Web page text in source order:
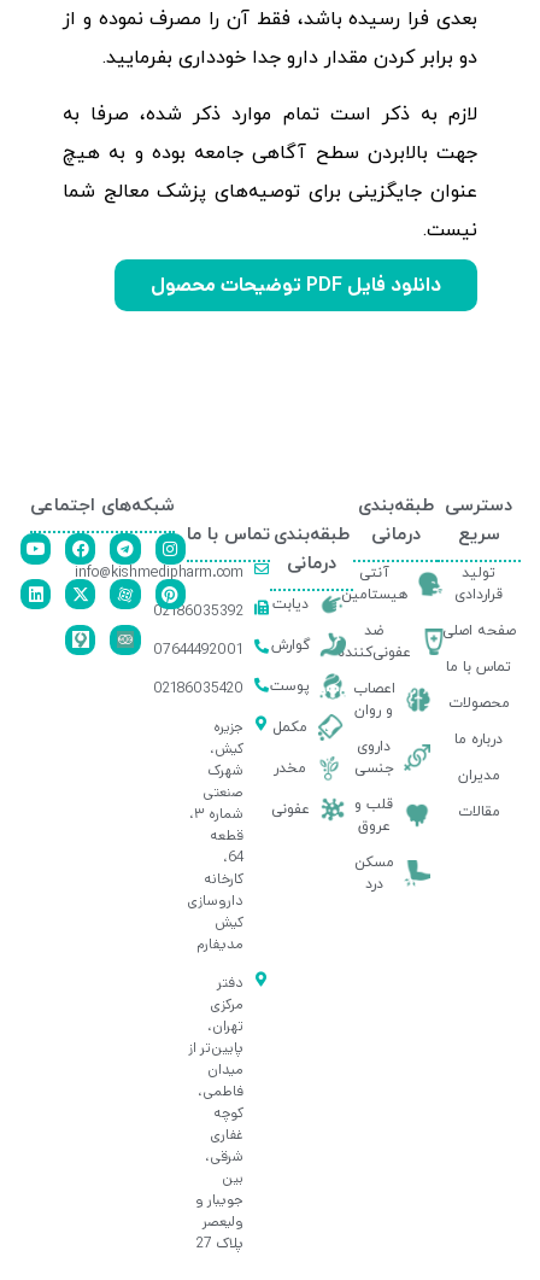
بعدی فرا رسیده باشد، فقط آن را مصرف نموده و از
دو برابر کردن مقدار دارو جدا خودداری بفرمایید.
لازم به ذکر است تمام موارد ذکر شده، صرفا به
جهت بالابردن سطح آگاهی جامعه بوده و به هیچ
عنوان جایگزینی برای توصیه‌های پزشک معالج شما
نیست.
دانلود فایل PDF توضیحات محصول
دسترسی
سریع
تولید
قراردادی
صفحه اصلی
تماس با ما
محصولات
درباره ما
مدیران
مقالات
طبقه‌بندی
درمانی
آنتی
هیستامین
ضد
عفونی‌کننده
اعصاب
و روان
داروی
جنسی
قلب و
عروق
مسکن
درد
طبقه‌بندی
درمانی
دیابت
گوارش
پوست
مکمل
مخدر
عفونی
تماس با ما
info@kishmedipharm.com
02186035392
07644492001
02186035420
جزیره
کیش،
شهرک
صنعتی
شماره ۳،
قطعه
64،
کارخانه
داروسازی
کیش
مدیفارم
دفتر
مرکزی
تهران،
پایین‌تر از
میدان
فاطمی،
کوچه
غفاری
شرقی،
بین
جویبار و
ولیعصر
پلاک 27
شبکه‌های اجتماعی